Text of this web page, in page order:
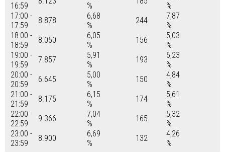
16:59
%
%
17:00 -
17:59
8.878
6,68
%
244
7,87
%
18:00 -
18:59
8.050
6,05
%
156
5,03
%
19:00 -
19:59
7.857
5,91
%
193
6,23
%
20:00 -
20:59
6.645
5,00
%
150
4,84
%
21:00 -
21:59
8.175
6,15
%
174
5,61
%
22:00 -
22:59
9.366
7,04
%
165
5,32
%
23:00 -
23:59
8.900
6,69
%
132
4,26
%